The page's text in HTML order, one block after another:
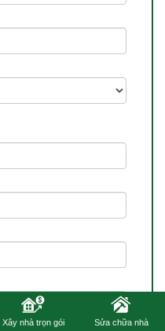
Xây nhà trọn gói Sửa chữa nhà